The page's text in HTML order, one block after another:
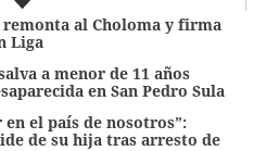
al Choloma y firma
Liga
a menor de 11 años
en San Pedro Sula
en el país de nosotros”:
de su hija tras arresto de